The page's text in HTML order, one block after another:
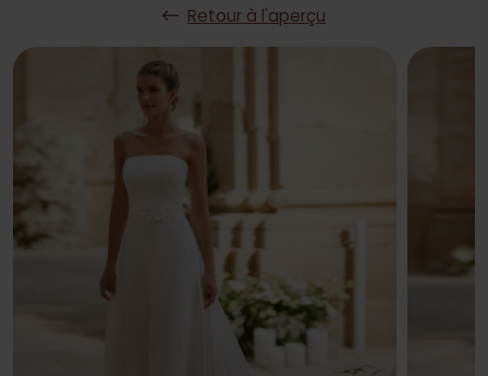
Retour à l'aperçu